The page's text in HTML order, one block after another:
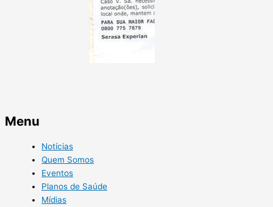
Menu
Notícias
Quem Somos
Eventos
Planos de Saúde
Mídias